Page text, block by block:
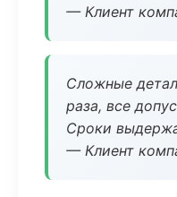
— Клиент
Сложные
раза, все
Сроки
— Клиент